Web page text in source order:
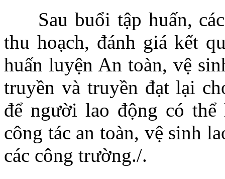
Sau buổi tập huấn,
thu hoạch, đánh giá kết
huấn luyện An toàn, vệ
truyền và truyền đạt lại
để người lao động có thể
công tác an toàn, vệ sinh
các công trường./.